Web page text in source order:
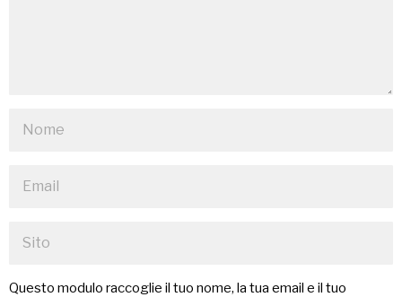
Questo modulo raccoglie il tuo nome, la tua email e il tuo